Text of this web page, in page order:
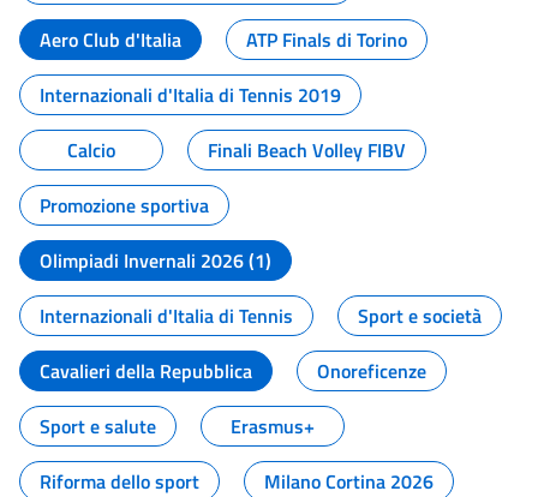
Aero Club d'Italia
ATP Finals di Torino
Internazionali d'Italia di Tennis 2019
Calcio
Finali Beach Volley FIBV
Promozione sportiva
Olimpiadi Invernali 2026 (1)
Internazionali d'Italia di Tennis
Sport e società
Cavalieri della Repubblica
Onoreficenze
Sport e salute
Erasmus+
Riforma dello sport
Milano Cortina 2026